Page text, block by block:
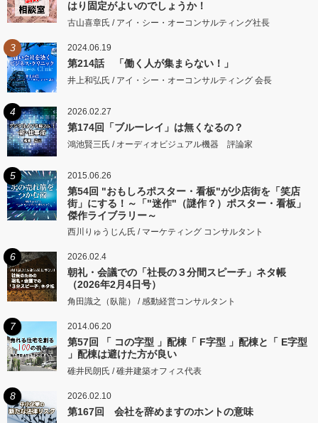
はり固定がよいのでしょうか！
古山喜章氏 / アイ・シー・オーコンサルティング社長
3 2024.06.19
第214話 「働く人が集まらない！」
井上和弘氏 / アイ・シー・オーコンサルティング 会長
4 2026.02.27
第174回「ブルーレイ」は無くなるの？
鴻池賢三氏 / オーディオビジュアル機器 評論家
5 2015.06.26
第54回 "おもしろポスター・看板"が少店街を「笑店
街」にする！～「"迷作"（謎作？）ポスター・看板」
傑作ライブラリー～
西川りゅうじん氏 / マーケティング コンサルタント
6 2026.02.4
朝礼・会議での「社長の３分間スピーチ」ネタ帳
（2026年2月4日号）
角田識之（臥龍） / 感動経営コンサルタント
7 2014.06.20
第57回 「 コの字型 」配棟「 F字型 」配棟と「 E字型
」配棟は避けた方が良い
碓井民朗氏 / 碓井建築オフィス代表
8 2026.02.10
第167回 会社を辞めますのホントの意味